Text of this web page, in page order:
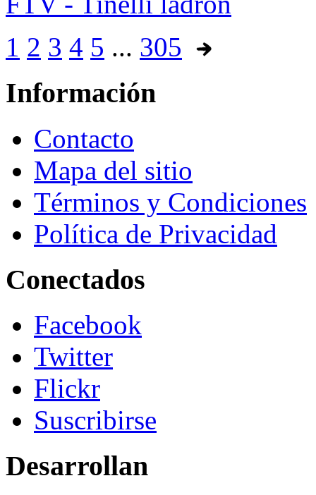
1 2 3 4 5 ... 305
Información
Contacto
Mapa del sitio
Términos y Condiciones
Política de Privacidad
Conectados
Facebook
Twitter
Flickr
Suscribirse
Desarrollan